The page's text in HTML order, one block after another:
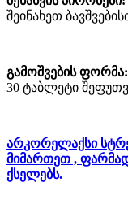
შეინახეთ
გამოშვების ფორმა:
30 ტაბლეტი
არკორელაქსი
მიმართეთ ,
ქსელებს.